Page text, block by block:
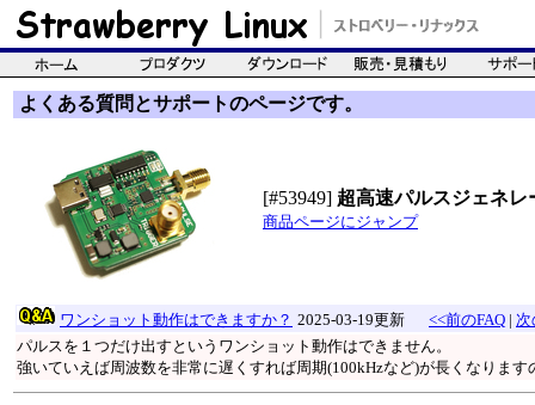
よくある質問とサポートのページです。
[#53949] 超高速パルスジェネレ
商品ページにジャンプ
ワンショット動作はできますか？ 2025-03-19更新 <<前のFAQ | 次
パルスを１つだけ出すというワンショット動作はできません。
強いていえば周波数を非常に遅くすれば周期(100kHzなど)が長くなりま